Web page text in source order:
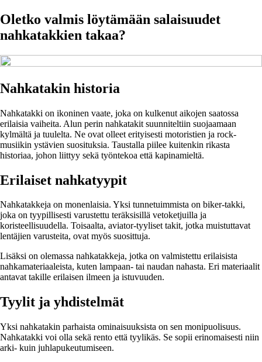
Oletko valmis löytämään salaisuudet
nahkatakkien takaa?
Nahkatakin historia
Nahkatakki on ikoninen vaate, joka on kulkenut aikojen saatossa
erilaisia vaiheita. Alun perin nahkatakit suunniteltiin suojaamaan
kylmältä ja tuulelta. Ne ovat olleet erityisesti motoristien ja rock-
musiikin ystävien suosituksia. Taustalla piilee kuitenkin rikasta
historiaa, johon liittyy sekä työntekoa että kapinamieltä.
Erilaiset nahkatyypit
Nahkatakkeja on monenlaisia. Yksi tunnetuimmista on biker-takki,
joka on tyypillisesti varustettu teräksisillä vetoketjuilla ja
koristeellisuudella. Toisaalta, aviator-tyyliset takit, jotka muistuttavat
lentäjien varusteita, ovat myös suosittuja.
Lisäksi on olemassa nahkatakkeja, jotka on valmistettu erilaisista
nahkamateriaaleista, kuten lampaan- tai naudan nahasta. Eri materiaalit
antavat takille erilaisen ilmeen ja istuvuuden.
Tyylit ja yhdistelmät
Yksi nahkatakin parhaista ominaisuuksista on sen monipuolisuus.
Nahkatakki voi olla sekä rento että tyylikäs. Se sopii erinomaisesti niin
arki- kuin juhlapukeutumiseen.